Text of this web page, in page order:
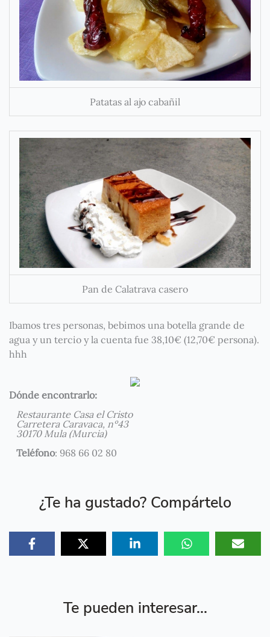
Patatas al ajo cabañil
Pan de Calatrava casero
Ibamos tres personas, bebimos una botella grande de
agua y un tercio y la cuenta fue 38,10€ (12,70€ persona).
hhh
Dónde encontrarlo:
Restaurante Casa el Cristo
Carretera Caravaca, nº43
30170 Mula (Murcia)
Teléfono: 968 66 02 80
¿Te ha gustado? Compártelo
Te pueden interesar...